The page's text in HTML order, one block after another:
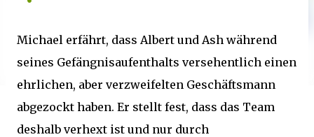
Michael erfährt, dass Albert und Ash während
seines Gefängnisaufenthalts versehentlich einen
ehrlichen, aber verzweifelten Geschäftsmann
abgezockt haben. Er stellt fest, dass das Team
deshalb verhext ist und nur durch